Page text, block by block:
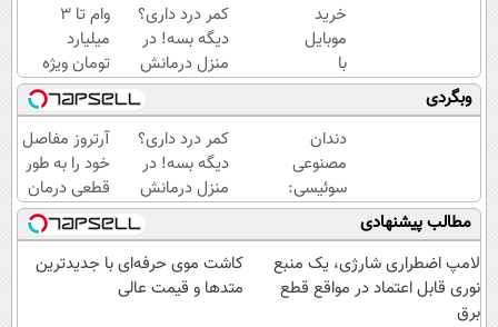
خرید
موبایل
با
اسنپ
پی | در
۴
قسط
بدون
سود و
کارمزد!
کمر درد داری؟
دیگه بسه! در
منزل درمانش
کن
(◀پرسش‌نامه)
وام تا ۳
میلیارد
تومان ویژه
صاحبان
فروشگاه‌های
آنلاین و
حضوری
وبگردی
دندان
مصنوعی
سوئیسی:
جدیدترین
فناوری
اروپا،
سبک و
کمر درد داری؟
دیگه بسه! در
منزل درمانش
کن
(◀پرسش‌نامه)
آرتروز مفاصل
خود را به طور
قطعی درمان
کنید!
◗پرسش‌نامه◖
مطالب پیشنهادی
لامپ اضطراری شارژی، یک منبع
نوری قابل اعتماد در مواقع قطع
برق
کاشت موی حرفه‌ای با جدیدترین
متدها و قیمت عالی